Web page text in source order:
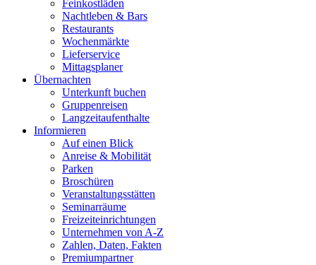
Feinkostläden
Nachtleben & Bars
Restaurants
Wochenmärkte
Lieferservice
Mittagsplaner
Übernachten
Unterkunft buchen
Gruppenreisen
Langzeitaufenthalte
Informieren
Auf einen Blick
Anreise & Mobilität
Parken
Broschüren
Veranstaltungsstätten
Seminarräume
Freizeiteinrichtungen
Unternehmen von A-Z
Zahlen, Daten, Fakten
Premiumpartner